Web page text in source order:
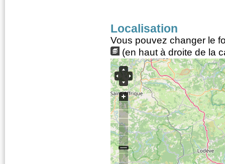
Localisation
Vous pouvez changer le
(en haut à droite de la